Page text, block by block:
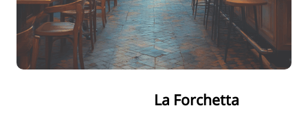
ZH
La Forchetta